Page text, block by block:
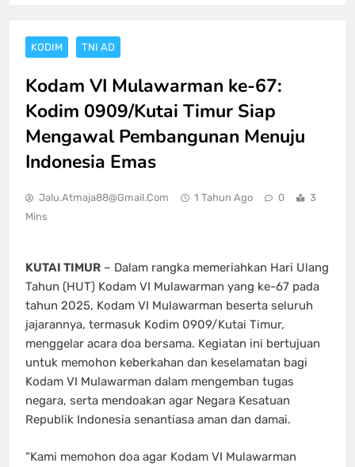
KODIM TNI AD
Kodam VI Mulawarman ke-67:
Kodim 0909/Kutai Timur Siap
Mengawal Pembangunan Menuju
Indonesia Emas
Jalu.atmaja88@gmail.com 1 Tahun Ago 0
3
Mins
KUTAI TIMUR – Dalam rangka memeriahkan Hari Ulang
Tahun (HUT) Kodam VI Mulawarman yang ke-67 pada
tahun 2025, Kodam VI Mulawarman beserta seluruh
jajarannya, termasuk Kodim 0909/Kutai Timur,
menggelar acara doa bersama. Kegiatan ini bertujuan
untuk memohon keberkahan dan keselamatan bagi
Kodam VI Mulawarman dalam mengemban tugas
negara, serta mendoakan agar Negara Kesatuan
Republik Indonesia senantiasa aman dan damai.
“Kami memohon doa agar Kodam VI Mulawarman